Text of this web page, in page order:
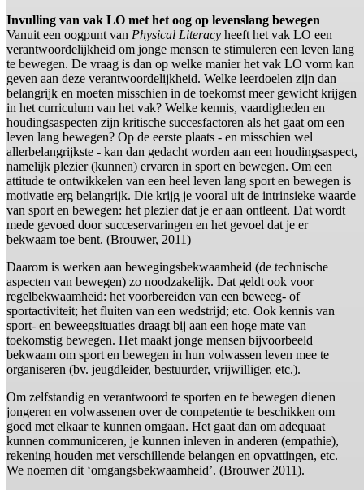
Invulling van vak LO met het oog op levenslang bewegen
Vanuit een oogpunt van Physical Literacy heeft het vak LO een
verantwoordelijkheid om jonge mensen te stimuleren een leven lang
te bewegen. De vraag is dan op welke manier het vak LO vorm kan
geven aan deze verantwoordelijkheid. Welke leerdoelen zijn dan
belangrijk en moeten misschien in de toekomst meer gewicht krijgen
in het curriculum van het vak? Welke kennis, vaardigheden en
houdingsaspecten zijn kritische succesfactoren als het gaat om een
leven lang bewegen? Op de eerste plaats - en misschien wel
allerbelangrijkste - kan dan gedacht worden aan een houdingsaspect,
namelijk plezier (kunnen) ervaren in sport en bewegen. Om een
attitude te ontwikkelen van een heel leven lang sport en bewegen is
motivatie erg belangrijk. Die krijg je vooral uit de intrinsieke waarde
van sport en bewegen: het plezier dat je er aan ontleent. Dat wordt
mede gevoed door succeservaringen en het gevoel dat je er
bekwaam toe bent. (Brouwer, 2011)
Daarom is werken aan bewegingsbekwaamheid (de technische
aspecten van bewegen) zo noodzakelijk. Dat geldt ook voor
regelbekwaamheid: het voorbereiden van een beweeg- of
sportactiviteit; het fluiten van een wedstrijd; etc. Ook kennis van
sport- en beweegsituaties draagt bij aan een hoge mate van
toekomstig bewegen. Het maakt jonge mensen bijvoorbeeld
bekwaam om sport en bewegen in hun volwassen leven mee te
organiseren (bv. jeugdleider, bestuurder, vrijwilliger, etc.).
Om zelfstandig en verantwoord te sporten en te bewegen dienen
jongeren en volwassenen over de competentie te beschikken om
goed met elkaar te kunnen omgaan. Het gaat dan om adequaat
kunnen communiceren, je kunnen inleven in anderen (empathie),
rekening houden met verschillende belangen en opvattingen, etc.
We noemen dit ‘omgangsbekwaamheid’. (Brouwer 2011).